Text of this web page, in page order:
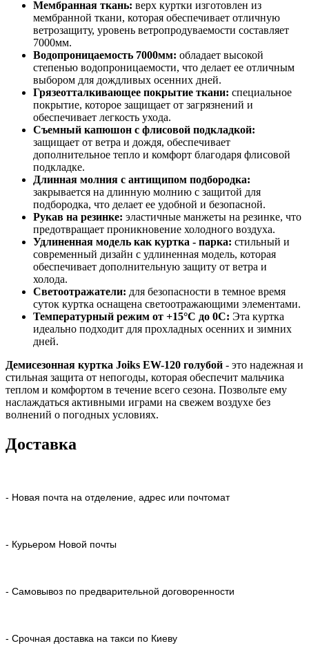
Мембранная ткань: верх куртки изготовлен из
мембранной ткани, которая обеспечивает отличную
ветрозащиту, уровень ветропродуваемости составляет
7000мм.
Водопроницаемость 7000мм: обладает высокой
степенью водопроницаемости, что делает ее отличным
выбором для дождливых осенних дней.
Грязеотталкивающее покрытие ткани: специальное
покрытие, которое защищает от загрязнений и
обеспечивает легкость ухода.
Съемный капюшон с флисовой подкладкой:
защищает от ветра и дождя, обеспечивает
дополнительное тепло и комфорт благодаря флисовой
подкладке.
Длинная молния с антищипом подбородка:
закрывается на длинную молнию с защитой для
подбородка, что делает ее удобной и безопасной.
Рукав на резинке: эластичные манжеты на резинке, что
предотвращает проникновение холодного воздуха.
Удлиненная модель как куртка - парка: стильный и
современный дизайн с удлиненная модель, которая
обеспечивает дополнительную защиту от ветра и
холода.
Светоотражатели: для безопасности в темное время
суток куртка оснащена светоотражающими элементами.
Температурный режим от +15°C до 0С: Эта куртка
идеально подходит для прохладных осенних и зимних
дней.
Демисезонная куртка Joiks EW-120 голубой - это надежная и
стильная защита от непогоды, которая обеспечит мальчика
теплом и комфортом в течение всего сезона. Позвольте ему
наслаждаться активными играми на свежем воздухе без
волнений о погодных условиях.
Доставка
- Новая почта на отделение, адрес или почтомат
- Курьером Новой почты
- Самовывоз по предварительной договоренности
- Срочная доставка на такси по Киеву